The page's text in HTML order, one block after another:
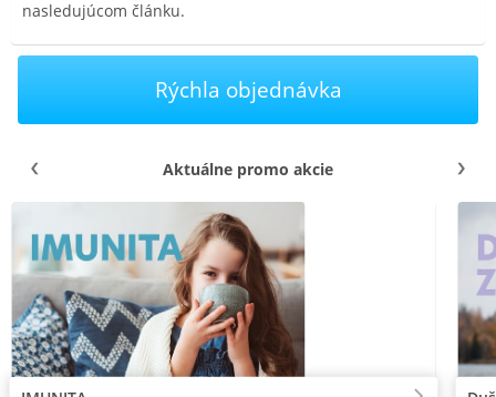
nasledujúcom článku.
Rýchla objednávka
Aktuálne promo akcie